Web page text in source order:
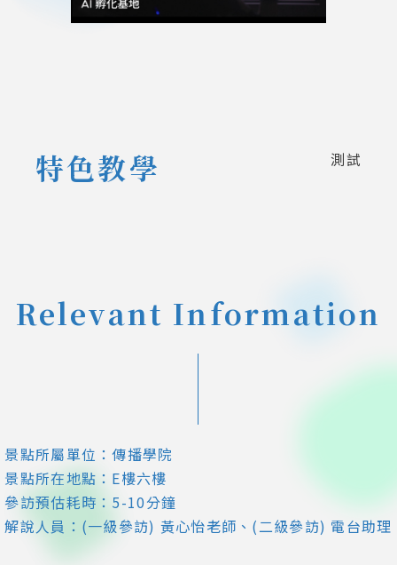
特色教學 測試
Relevant Information
景點所屬單位：傳播學院
景點所在地點：E樓六樓
參訪預估耗時：5-10分鐘
解說人員：(一級參訪) 黃心怡老師、(二級參訪) 電台助理